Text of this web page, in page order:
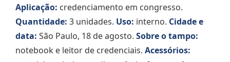
Aplicação: credenciamento em congresso.
Quantidade: 3 unidades. Uso: interno. Cidade e
data: São Paulo, 18 de agosto. Sobre o tampo:
notebook e leitor de credenciais. Acessórios: